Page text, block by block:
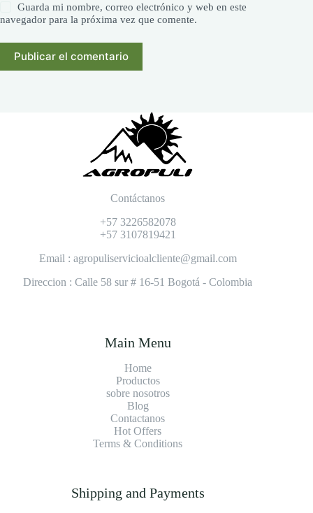
Guarda mi nombre, correo electrónico y web en este
navegador para la próxima vez que comente.
Publicar el comentario
Contáctanos
+57 3226582078
+57 3107819421
Email : agropuliservicioalcliente@gmail.com
Direccion : Calle 58 sur # 16-51 Bogotá - Colombia
Main Menu
Home
Productos
sobre nosotros
Blog
Contactanos
Hot Offers
Terms & Conditions
Shipping and Payments